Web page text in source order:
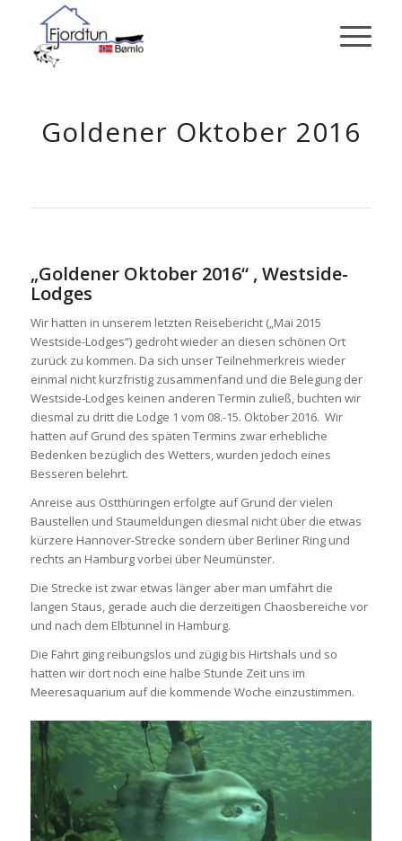
Goldener Oktober 2016
„Goldener Oktober 2016“ , Westside-
Lodges
Wir hatten in unserem letzten Reisebericht („Mai 2015
Westside-Lodges“) gedroht wieder an diesen schönen Ort
zurück zu kommen. Da sich unser Teilnehmerkreis wieder
einmal nicht kurzfristig zusammenfand und die Belegung der
Westside-Lodges keinen anderen Termin zuließ, buchten wir
diesmal zu dritt die Lodge 1 vom 08.-15. Oktober 2016. Wir
hatten auf Grund des späten Termins zwar erhebliche
Bedenken bezüglich des Wetters, wurden jedoch eines
Besseren belehrt.
Anreise aus Ostthüringen erfolgte auf Grund der vielen
Baustellen und Staumeldungen diesmal nicht über die etwas
kürzere Hannover-Strecke sondern über Berliner Ring und
rechts an Hamburg vorbei über Neumünster.
Die Strecke ist zwar etwas länger aber man umfährt die
langen Staus, gerade auch die derzeitigen Chaosbereiche vor
und nach dem Elbtunnel in Hamburg.
Die Fahrt ging reibungslos und zügig bis Hirtshals und so
hatten wir dort noch eine halbe Stunde Zeit uns im
Meeresaquarium auf die kommende Woche einzustimmen.